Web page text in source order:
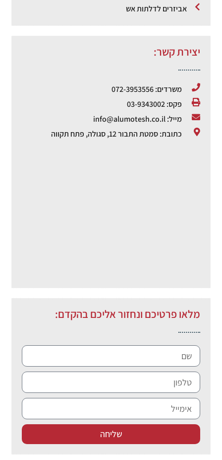
אביזרים לדלתות אש
יצירת קשר:
משרדים: 072-3953556
פקס: 03-9343002
מייל: info@alumotesh.co.il
כתובת: סמטת התבור 12, סגולה, פתח תקווה
מלאו פרטיכם ונחזור אליכם בהקדם:
שליחה